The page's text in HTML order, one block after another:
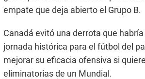
empate que deja abierto el Grupo B.
Canadá evitó una derrota que
jornada histórica para el fútbol del
mejorar su eficacia ofensiva si
eliminatorias de un Mundial.